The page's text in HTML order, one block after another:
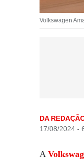
Volkswagen
DA
17/08/2024 -
A